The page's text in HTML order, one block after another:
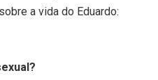
a vida do Eduardo: